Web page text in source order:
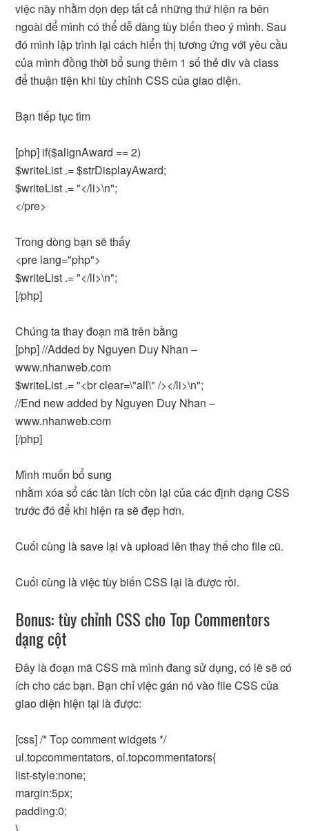
việc này nhằm dọn dẹp tất cả những thứ hiện ra bên
ngoài để mình có thể dễ dàng tùy biến theo ý mình. Sau
đó mình lập trình lại cách hiển thị tương ứng với yêu cầu
của mình đồng thời bổ sung thêm 1 số thẻ div và class
để thuận tiện khi tùy chỉnh CSS của giao diện.
Bạn tiếp tục tìm
[php] if($alignAward == 2)
$writeList .= $strDisplayAward;
$writeList .= "</li>\n";
</pre>
Trong dòng bạn sẽ thấy
<pre lang="php">
$writeList .= "</li>\n";
[/php]
Chúng ta thay đoạn mã trên bằng
[php] //Added by Nguyen Duy Nhan –
www.nhanweb.com
$writeList .= "<br clear=\"all\" /></li>\n";
//End new added by Nguyen Duy Nhan –
www.nhanweb.com
[/php]
Mình muốn bổ sung
nhằm xóa sổ các tàn tích còn lại của các định dạng CSS
trước đó để khi hiện ra sẽ đẹp hơn.
Cuối cùng là save lại và upload lên thay thế cho file cũ.
Cuối cùng là việc tùy biến CSS lại là được rồi.
Bonus: tùy chỉnh CSS cho Top Commentors
dạng cột
Đây là đoạn mã CSS mà mình đang sử dụng, có lẽ sẽ có
ích cho các bạn. Bạn chỉ việc gán nó vào file CSS của
giao diện hiện tại là được:
[css] /* Top comment widgets */
ul.topcommentators, ol.topcommentators{
list-style:none;
margin:5px;
padding:0;